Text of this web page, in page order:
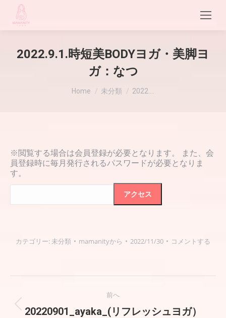
2022.9.1.時短美BODYヨガ・美脚ヨ
ガ：なつ
Home 未分類 2022.…
※閲覧する場合は会員登録が必要となります。 また、会
員登録時に毎月発行されるパスワードが必要となりま
す。
カテゴリー: 未分類 mamanityから 2022/11/30 コメントする
稿
前へ
前
20220901_ayaka_(リフレッシュヨガ）